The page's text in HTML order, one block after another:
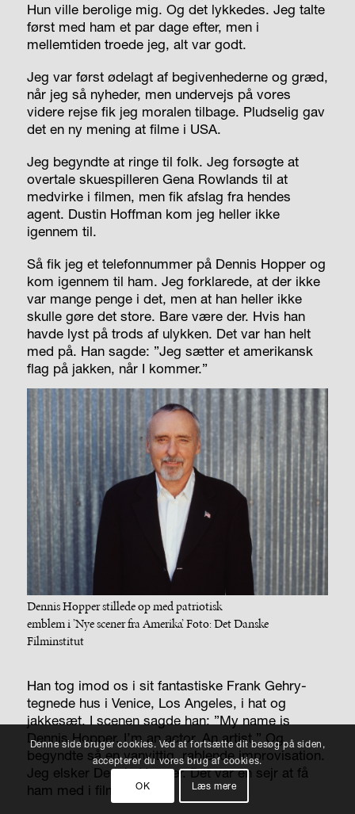
Hun ville berolige mig. Og det lykkedes. Jeg talte
først med ham et par dage efter, men i
mellemtiden troede jeg, alt var godt.
Jeg var først ødelagt af begivenhederne og græd,
når jeg så nyheder, men undervejs på vores
videre rejse fik jeg moralen tilbage. Pludselig gav
det en ny mening at filme i USA.
Jeg begyndte at ringe til folk. Jeg forsøgte at
overtale skuespilleren Gena Rowlands til at
medvirke i filmen, men fik afslag fra hendes
agent. Dustin Hoffman kom jeg heller ikke
igennem til.
Så fik jeg et telefonnummer på Dennis Hopper og
kom igennem til ham. Jeg forklarede, at der ikke
var mange penge i det, men at han heller ikke
skulle gøre det store. Bare være der. Hvis han
havde lyst på trods af ulykken. Det var han helt
med på. Han sagde: ”Jeg sætter et amerikansk
flag på jakken, når I kommer.”
Dennis Hopper stillede op med patriotisk
emblem i ’Nye scener fra Amerika’. Foto: Det Danske
Filminstitut
Han tog imod os i sit fantastiske Frank Gehry-
tegnede hus i Venice, Los Angeles, i hat og
jakkesæt. I scenen sagde han: ”My name is
Dennis Hopper. I’m an actor. An artist.” Og
begyndte så en vanvittig, rablende improvisation.
Jeg elsker Dennis Hopper. Det var en sejr at få
ham med i filmen.
Denne side bruger cookies. Ved at fortsætte dit besøg på siden,
accepterer du vores brug af cookies.
OK Læs mere